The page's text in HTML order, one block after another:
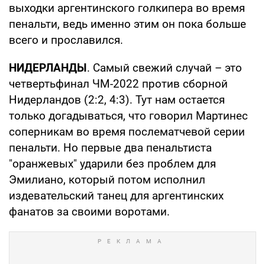
выходки аргентинского голкипера во время
пенальти, ведь именно этим он пока больше
всего и прославился.
НИДЕРЛАНДЫ. Самый свежий случай – это
четвертьфинал ЧМ-2022 против сборной
Нидерландов (2:2, 4:3). Тут нам остается
только догадываться, что говорил Мартинес
соперникам во время послематчевой серии
пенальти. Но первые два пенальтиста
"оранжевых" ударили без проблем для
Эмилиано, который потом исполнил
издевательский танец для аргентинских
фанатов за своими воротами.